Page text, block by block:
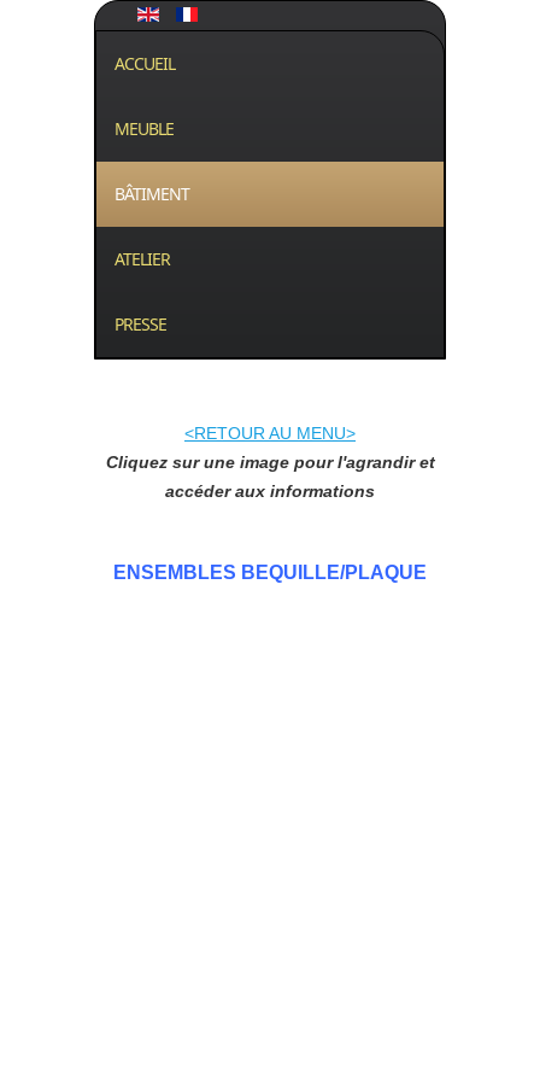
ACCUEIL
MEUBLE
BÂTIMENT
ATELIER
PRESSE
<RETOUR AU MENU>
Cliquez sur une image pour l'agrandir et
accéder aux informations
ENSEMBLES BEQUILLE/PLAQUE